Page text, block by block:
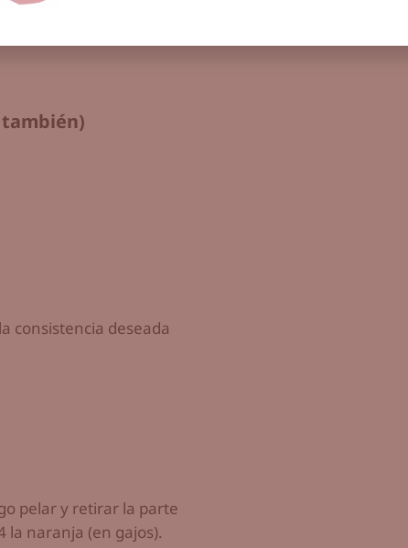
consistencia deseada
pelar y retirar la parte
la naranja (en gajos).